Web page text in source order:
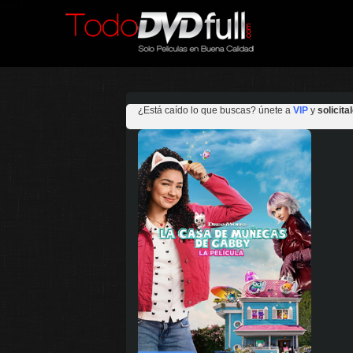
¿Está caído lo que buscas? únete a VIPy